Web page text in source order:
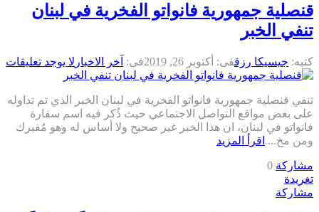
قنصلية جمهورية فانواتو الفخرية في لبنان
تنفي الخبر
كتبه: جيسيكا رزقفى: أكتوبر 26, 2019 فى: آخر الاخبار لا يوجد تعليقات
تنفي قنصلية جمهورية فانواتو الفخرية في لبنان الخبر الذي تم تداوله
على بعض مواقع التواصل الاجتماعي حيث ذُكر فيه اسم سفارة
فانواتو في لبنان، ان هذا الخبر غير صحيح ولا أساس له وهو مُفبرك
ومن مخ... اقرأ المزيد
مشاركة 0
تغريدة
مشاركة